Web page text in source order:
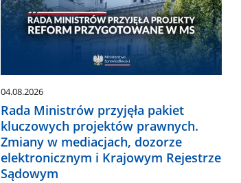
04.08.2026
Rada Ministrów przyjęła pakiet
kluczowych projektów prawnych.
Zmiany w mediacjach, dozorze
elektronicznym i Krajowym Rejestrze
Sądowym